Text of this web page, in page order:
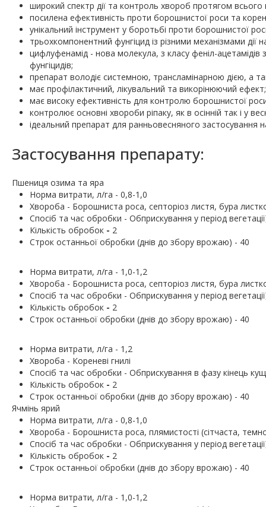
широкий спектр дії та контроль хвороб протягом всього
посилена ефективність проти борошнистої роси та
унікальний інструмент у боротьбі проти борошнистої
трьохкомпонентний фунгіцид із різними механізмами дії
цифлуфенамід - нова молекула, з класу феніл-ацетамідів
фунгіцидів;
препарат володіє системною, трансламінарною дією, а
має профілактичний, лікувальний та викорінюючий ефект;
має високу ефективність для контролю борошнистої
контролює основні хвороби ріпаку, як в осінній так і у
ідеальний препарат для ранньовесняного застосування
Застосування препарату:
Пшениця озима та яра
Норма витрати, л/га - 0,8-1,0
Хвороба - Борошниста роса, септоріоз листя, бура
Cпосіб та час обробки - Обприскування у період
Кількість обробок - 2
Строк останньої обробки (днів до збору врожаю) - 40
Норма витрати, л/га - 1,0-1,2
Хвороба - Борошниста роса, септоріоз листя, бура
Cпосіб та час обробки - Обприскування у період
Кількість обробок - 2
Строк останньої обробки (днів до збору врожаю) - 40
Норма витрати, л/га - 1,2
Хвороба - Кореневі гнилі
Cпосіб та час обробки - Обприскування в фазу кінець
Кількість обробок - 2
Строк останньої обробки (днів до збору врожаю) - 40
Ячмінь ярий
Норма витрати, л/га - 0,8-1,0
Хвороба - Борошниста роса, плямистості (сітчаста,
Cпосіб та час обробки - Обприскування у період
Кількість обробок - 2
Строк останньої обробки (днів до збору врожаю) - 40
Норма витрати, л/га - 1,0-1,2